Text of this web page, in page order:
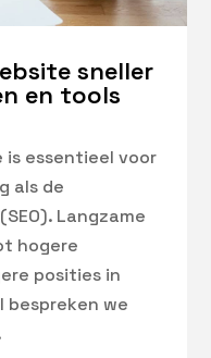
sneller
en tools
is essentieel voor
als de
Langzame
hogere
posities in
bespreken we